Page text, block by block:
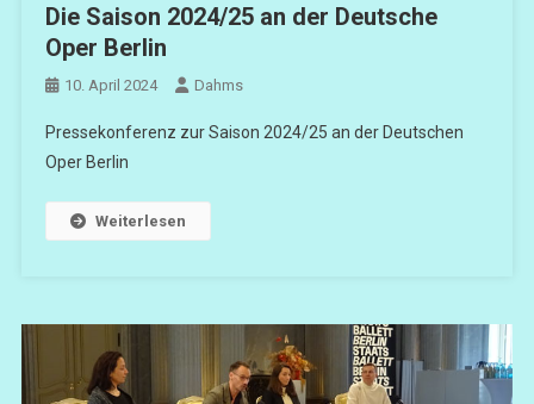
Die Saison 2024/25 an der Deutsche
Oper Berlin
10. April 2024 Dahms
Pressekonferenz zur Saison 2024/25 an der Deutschen
Oper Berlin
Weiterlesen